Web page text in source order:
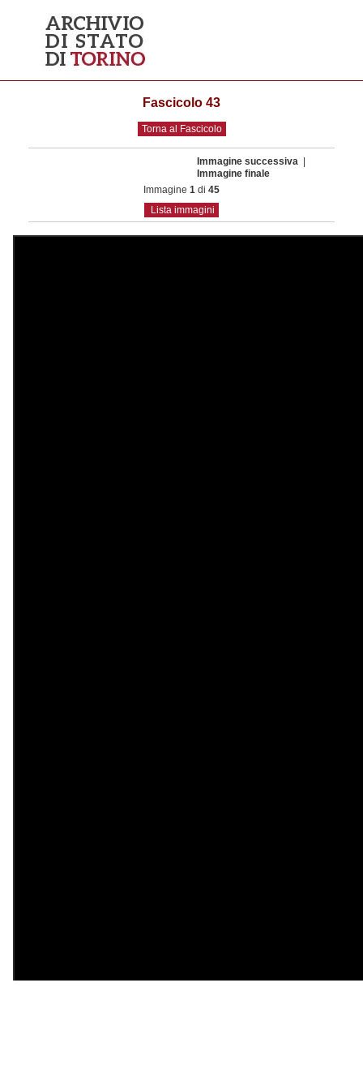
Fascicolo 43
Torna al Fascicolo
Immagine successiva
Immagine finale
Immagine 1 di 45
Lista immagini